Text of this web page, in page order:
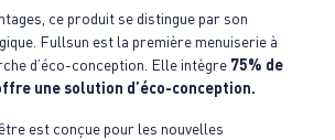
ce produit se distingue par son
Fullsun est la première menuiserie à
d’éco-conception. Elle intègre 75% de
une solution d’éco-conception.
est conçue pour les nouvelles